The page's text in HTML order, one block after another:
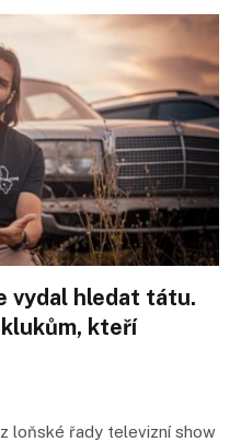
vydal hledat tátu.
kteří
loňské řady televizní show